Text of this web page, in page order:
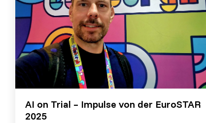
AI on Trial – Impulse von der EuroSTAR
2025